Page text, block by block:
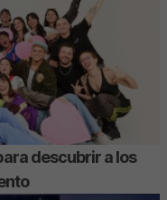
descubrir a los